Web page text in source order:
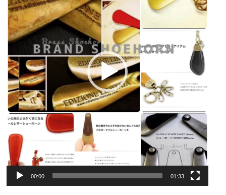
ー
ヤ
ー
00:00 01:33